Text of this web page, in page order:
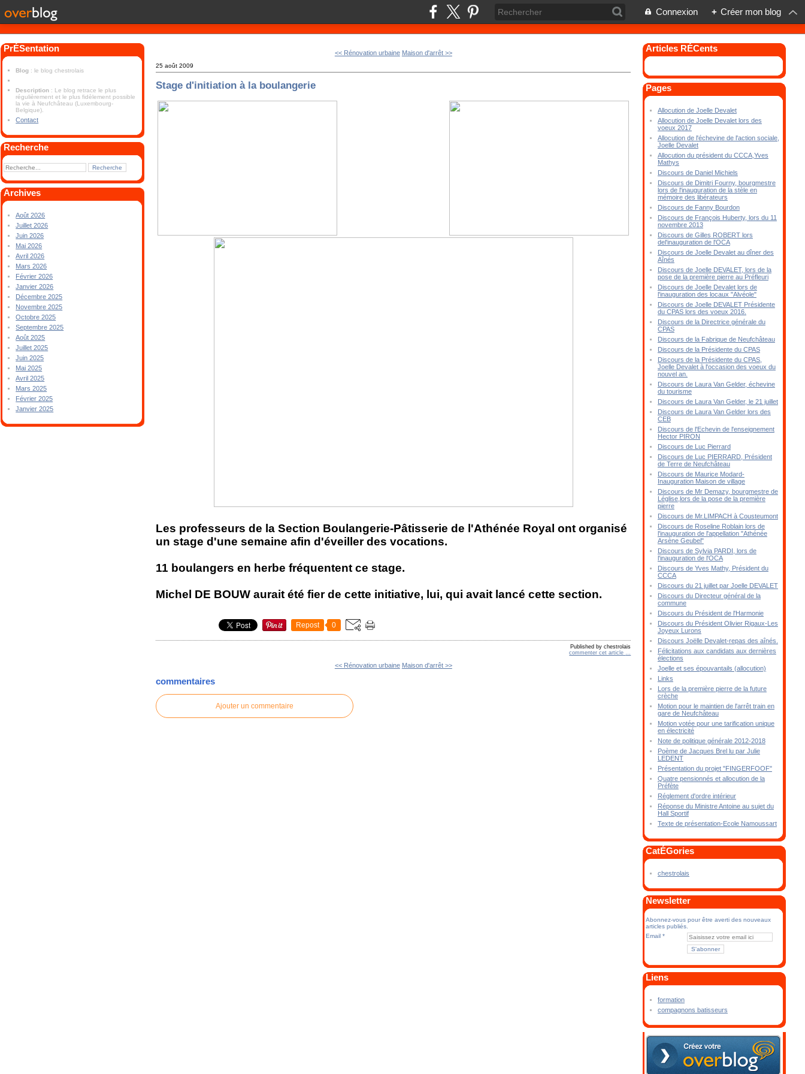
Connexion + Créer mon blog
PrÉSentation
Blog : le blog chestrolais
Description : Le blog retrace le plus
régulièrement et le plus fidèlement possible
la vie à Neufchâteau (Luxembourg-
Belgique).
Contact
Recherche
Archives
Août 2026
Juillet 2026
Juin 2026
Mai 2026
Avril 2026
Mars 2026
Février 2026
Janvier 2026
Décembre 2025
Novembre 2025
Octobre 2025
Septembre 2025
Août 2025
Juillet 2025
Juin 2025
Mai 2025
Avril 2025
Mars 2025
Février 2025
Janvier 2025
<< Rénovation urbaine Maison d'arrêt >>
25 août 2009
Stage d'initiation à la boulangerie
Les professeurs de la Section Boulangerie-Pâtisserie de l'Athénée Royal ont organisé
un stage d'une semaine afin d'éveiller des vocations.
11 boulangers en herbe fréquentent ce stage.
Michel DE BOUW aurait été fier de cette initiative, lui, qui avait lancé cette section.
Repost 0
Published by chestrolais
commenter cet article
<< Rénovation urbaine Maison d'arrêt >>
commentaires
Ajouter un commentaire
Articles RÉCents
Pages
Allocution de Joelle Devalet
Allocution de Joelle Devalet lors des
voeux 2017
Allocution de l'échevine de l'action sociale,
Joelle Devalet
Allocution du président du CCCA,Yves
Mathys
Discours de Daniel Michiels
Discours de Dimitri Fourny, bourgmestre
lors de l'inauguration de la stèle en
mémoire des libérateurs
Discours de Fanny Bourdon
Discours de François Huberty, lors du 11
novembre 2013
Discours de Gilles ROBERT lors
del'inauguration de l'OCA
Discours de Joelle Devalet au dîner des
Aînés
Discours de Joelle DEVALET, lors de la
pose de la première pierre au Préfleuri
Discours de Joelle Devalet lors de
l'inauguration des locaux "Alvéole"
Discours de Joelle DEVALET Présidente
du CPAS lors des voeux 2016.
Discours de la Directrice générale du
CPAS
Discours de la Fabrique de Neufchâteau
Discours de la Présidente du CPAS
Discours de la Présidente du CPAS,
Joelle Devalet à l'occasion des voeux du
nouvel an.
Discours de Laura Van Gelder, échevine
du tourisme
Discours de Laura Van Gelder, le 21 juillet
Discours de Laura Van Gelder lors des
CEB
Discours de l'Echevin de l'enseignement
Hector PIRON
Discours de Luc Pierrard
Discours de Luc PIERRARD, Président
de Terre de Neufchâteau
Discours de Maurice Modard-
Inauguration Maison de village
Discours de Mr Demazy, bourgmestre de
Léglise,lors de la pose de la première
pierre
Discours de Mr.LIMPACH à Cousteumont
Discours de Roseline Roblain lors de
l'inauguration de l'appellation "Athénée
Arsène Geubel"
Discours de Sylvia PARDI, lors de
l'inauguration de l'OCA
Discours de Yves Mathy, Président du
CCCA
Discours du 21 juillet par Joelle DEVALET
Discours du Directeur général de la
commune
Discours du Président de l'Harmonie
Discours du Président Olivier Rigaux-Les
Joyeux Lurons
Discours Joëlle Devalet-repas des aînés.
Félicitations aux candidats aux dernières
élections
Joelle et ses épouvantails (allocution)
Links
Lors de la première pierre de la future
crèche
Motion pour le maintien de l'arrêt train en
gare de Neufchâteau
Motion votée pour une tarification unique
en électricité
Note de politique générale 2012-2018
Poème de Jacques Brel lu par Julie
LEDENT
Présentation du projet "FINGERFOOF"
Quatre pensionnés et allocution de la
Préfète
Réglement d'ordre intérieur
Réponse du Ministre Antoine au sujet du
Hall Sportif
Texte de présentation-Ecole Namoussart
CatÉGories
chestrolais
Newsletter
Abonnez-vous pour être averti des nouveaux
articles publiés.
Email
Liens
formation
compagnons batisseurs